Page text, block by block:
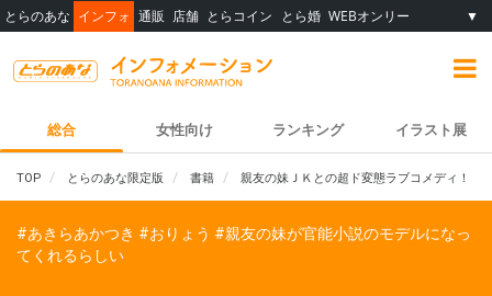
とらのあな インフォ 通販 店舗 とらコイン とら婚 WEBオンリー ▼
総合 女性向け ランキング イラスト展
TOP とらのあな限定版 書籍 親友の妹ＪＫとの超ド変態ラブコメディ！「
#あきらあかつき #おりょう #親友の妹が官能小説のモデルになっ
てくれるらしい